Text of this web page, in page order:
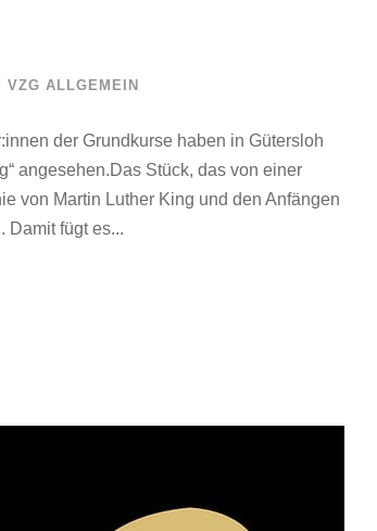
VZG ALLGEMEIN
der Grundkurse haben in Gütersloh
angesehen.Das Stück, das von einer
von Martin Luther King und den Anfängen
Damit fügt es...